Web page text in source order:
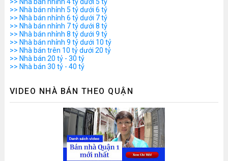
>> Nhà bán nhỉnh 5 tỷ dưới 6 tỷ
>> Nhà bán nhỉnh 6 tỷ dưới 7 tỷ
>> Nhà bán nhỉnh 7 tỷ dưới 8 tỷ
>> Nhà bán nhỉnh 8 tỷ dưới 9 tỷ
>> Nhà bán nhỉnh 9 tỷ dưới 10 tỷ
>> Nhà bán trên 10 tỷ dưới 20 tỷ
>> Nhà bán 20 tỷ - 30 tỷ
>> Nhà bán 30 tỷ - 40 tỷ
VIDEO NHÀ BÁN THEO QUẬN